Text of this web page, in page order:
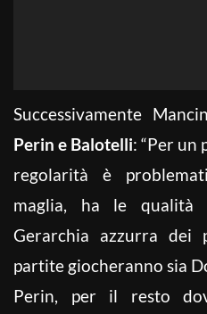
Successivamente
Perin e Balotelli: “Per un
regolarità è
maglia, ha le qualità
Gerarchia azzurra dei
partite giocheranno sia
Perin, per il resto